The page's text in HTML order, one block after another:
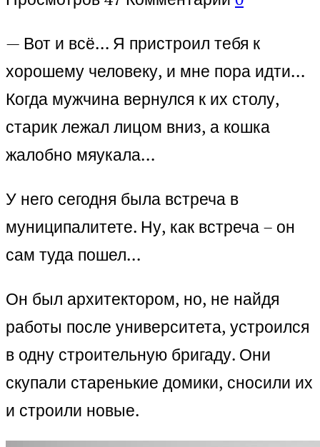
— Вот и всё… Я пристроил тебя к
хорошему человеку, и мне пора идти…
Когда мужчина вернулся к их столу,
старик лежал лицом вниз, а кошка
жалобно мяукала…
У него сегодня была встреча в
муниципалитете. Ну, как встреча – он
сам туда пошел…
Он был архитектором, но, не найдя
работы после университета, устроился
в одну строительную бригаду. Они
скупали старенькие домики, сносили их
и строили новые.